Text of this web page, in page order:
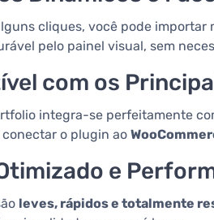
cliques, você pode
pelo painel visual, sem
com os
integra-se perfeitamente
o plugin ao
e
leves, rápidos e totalmente